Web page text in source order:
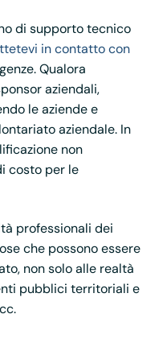
di supporto tecnico
in contatto con
Qualora
aziendali,
le aziende e
aziendale. In
non
costo per le
professionali dei
che possono essere
non solo alle realtà
pubblici territoriali e